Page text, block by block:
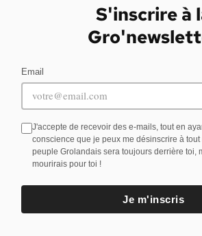
S'inscrire à
Email
J'accepte de recevoir des e-mails, tout en
conscience que je peux me désinscrire à
peuple Grolandais sera toujours derrière toi,
mourirais pour toi !
Je m'inscris